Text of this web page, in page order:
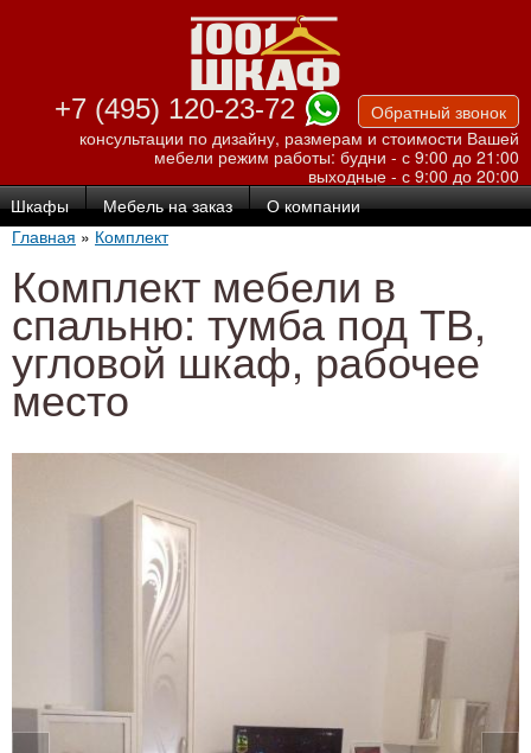
Перейти к
основному
содержанию
+7 (495) 120-23-72
Обратный звонок
консультации по дизайну, размерам и стоимости Вашей
мебели режим работы: будни - с 9:00 до 21:00
выходные - с 9:00 до 20:00
Шкафы Мебель на заказ О компании
Главная » Комплект
Комплект мебели в
спальню: тумба под ТВ,
угловой шкаф, рабочее
место